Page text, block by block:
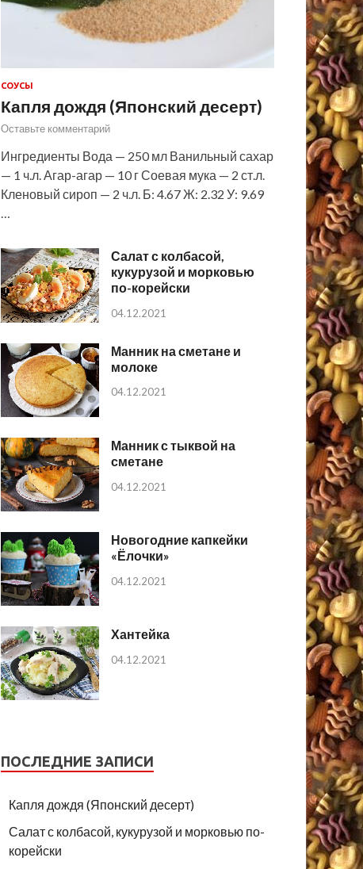
СОУСЫ
Капля дождя (Японский десерт)
Оставьте комментарий
Ингредиенты Вода — 250 мл Ванильный сахар
— 1 ч.л. Агар-агар — 10 г Соевая мука — 2 ст.л.
Кленовый сироп — 2 ч.л. Б: 4.67 Ж: 2.32 У: 9.69
…
Салат с колбасой,
кукурузой и морковью
по-корейски
04.12.2021
Манник на сметане и
молоке
04.12.2021
Манник с тыквой на
сметане
04.12.2021
Новогодние капкейки
«Ёлочки»
04.12.2021
Хантейка
04.12.2021
ПОСЛЕДНИЕ ЗАПИСИ
Капля дождя (Японский десерт)
Салат с колбасой, кукурузой и морковью по-
корейски